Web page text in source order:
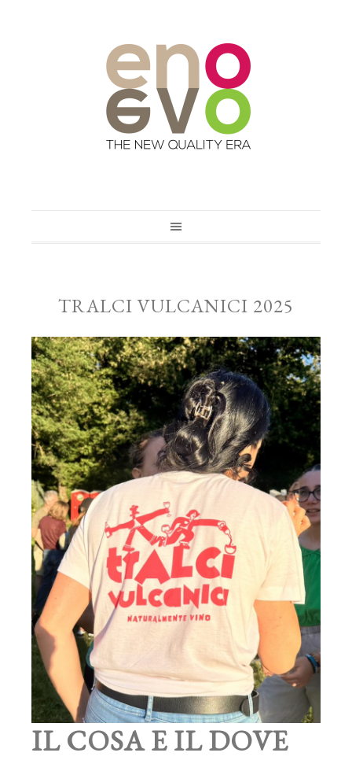
TRALCI VULCANICI 2025
IL COSA E IL DOVE